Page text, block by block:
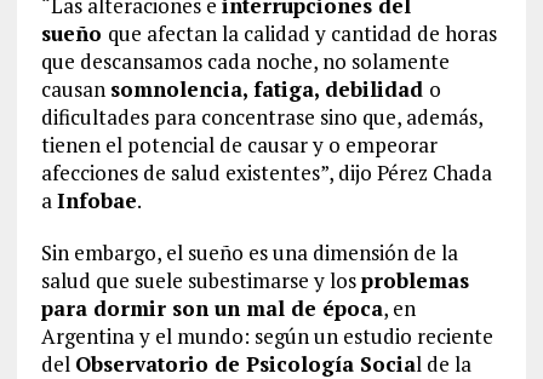
sueño que afectan la calidad y cantidad de horas
que descansamos cada noche, no solamente
causan somnolencia, fatiga, debilidad o
dificultades para concentrase sino que, además,
tienen el potencial de causar y o empeorar
afecciones de salud existentes”, dijo Pérez Chada
aInfobae.
Sin embargo, el sueño es una dimensión de la
salud que suele subestimarse y losproblemas
para dormir son un mal de época, en
Argentina y el mundo: según un estudio reciente
del Observatorio de Psicología Social de la